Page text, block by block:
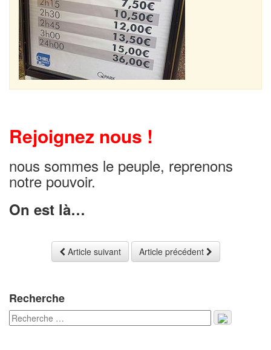
Rejoignez nous !
nous sommes le peuple, reprenons
notre pouvoir.
On est là…
Article suivant Article précédent
Recherche